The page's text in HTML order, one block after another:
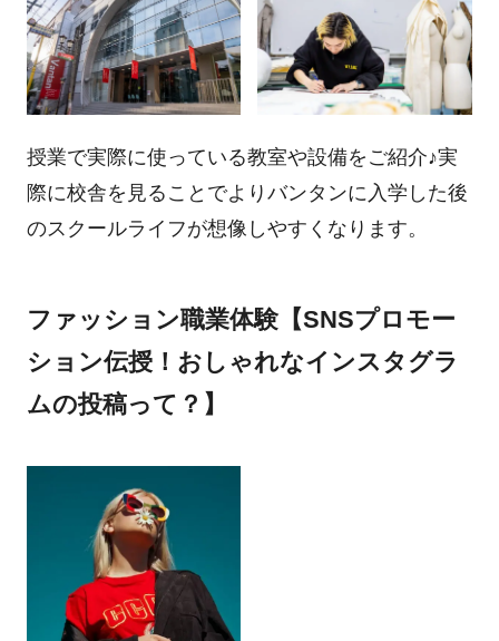
授業で実際に使っている教室や設備をご紹介♪実
際に校舎を見ることでよりバンタンに入学した後
のスクールライフが想像しやすくなります。
ファッション職業体験【SNSプロモー
ション伝授！おしゃれなインスタグラ
ムの投稿って？】